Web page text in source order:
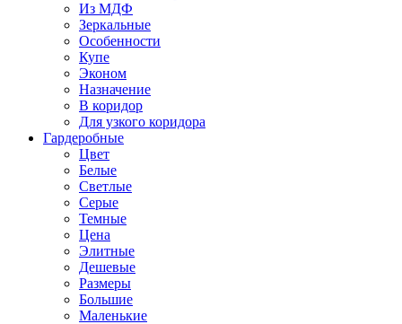
Из МДФ
Зеркальные
Особенности
Купе
Эконом
Назначение
В коридор
Для узкого коридора
Гардеробные
Цвет
Белые
Светлые
Серые
Темные
Цена
Элитные
Дешевые
Размеры
Большие
Маленькие